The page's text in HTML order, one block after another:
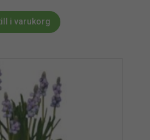
i varukorg